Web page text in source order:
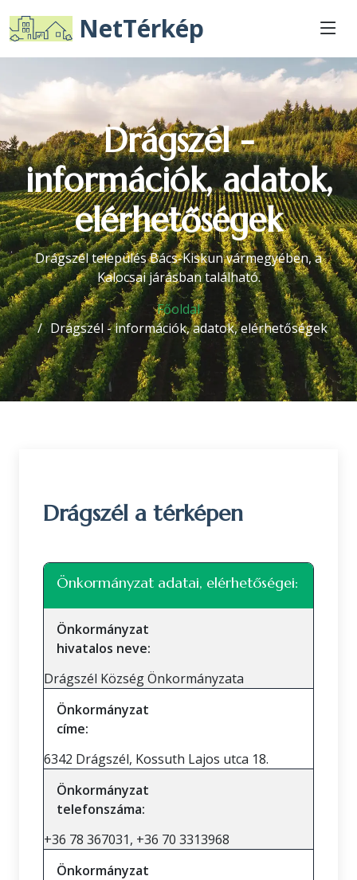
NetTérkép
Drágszél -
információk, adatok,
elérhetőségek
Drágszél település Bács-Kiskun vármegyében, a
Kalocsai járásban található.
Főoldal
Drágszél - információk, adatok, elérhetőségek
Drágszél a térképen
+
Önkormányzat adatai, elérhetőségei:
Önkormányzat
hivatalos neve:
Drágszél Község Önkormányzata
Önkormányzat
címe:
6342 Drágszél, Kossuth Lajos utca 18.
Önkormányzat
telefonszáma:
+36 78 367031, +36 70 3313968
Önkormányzat